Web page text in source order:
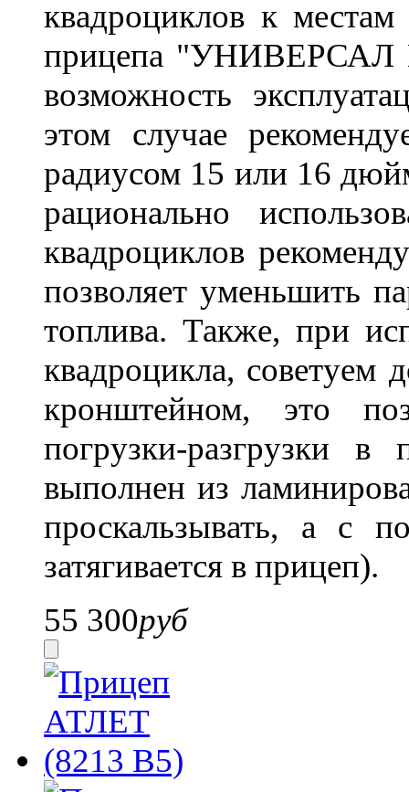
квадроциклов к
прицепа "УНИВЕРСАЛ
возможность
этом случае
радиусом 15 или 16
рационально
квадроциклов
позволяет уменьшить
топлива. Также, при
квадроцикла, советуем
кронштейном, это
погрузки-разгрузки
выполнен из
проскальзывать, а с
затягивается в прицеп).
55 300руб